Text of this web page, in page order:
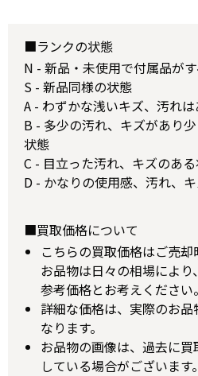
■ランクの状態
N - 新品・未使用で付属品が
S - 新品同様の状態
A - わずかな浅いキズ、汚れ
B - 多少の汚れ、キズがあり
状態
C - 目立った汚れ、キズのあ
D - かなりの使用感、汚れ、
■買取価格について
こちらの買取価格はご売却
お品物は日々の相場により
参考価格とお考えください。
詳細な価格は、実際のお
なります。
お品物の画像は、過去に
している場合がございます。